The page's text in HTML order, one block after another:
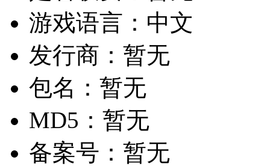
游戏语言： 中文
发行商： 暂无
包名： 暂无
MD5： 暂无
备案号： 暂无